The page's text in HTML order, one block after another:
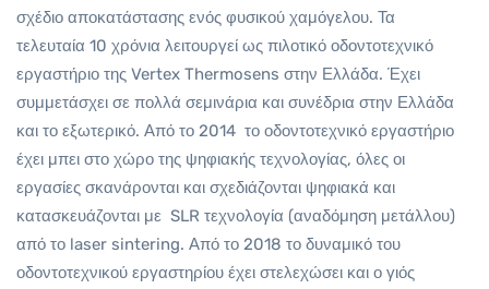
σχέδιο αποκατάστασης ενός φυσικού χαμόγελου. Τα
τελευταία 10 χρόνια λειτουργεί ως πιλοτικό οδοντοτεχνικό
εργαστήριο της Vertex Thermosens στην Ελλάδα. Έχει
συμμετάσχει σε πολλά σεμινάρια και συνέδρια στην Ελλάδα
και το εξωτερικό. Από το 2014 το οδοντοτεχνικό εργαστήριο
έχει μπει στο χώρο της ψηφιακής τεχνολογίας, όλες οι
εργασίες σκανάρονται και σχεδιάζονται ψηφιακά και
κατασκευάζονται με SLR τεχνολογία (αναδόμηση μετάλλου)
από το laser sintering. Από το 2018 το δυναμικό του
οδοντοτεχνικού εργαστηρίου έχει στελεχώσει και ο γιός